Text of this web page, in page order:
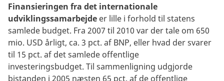
Finansieringen fra det internationale
udviklingssamarbejde er lille i forhold til statens
samlede budget. Fra 2007 til 2010 var der tale om 650
mio. USD årligt, ca. 3 pct. af BNP, eller hvad der svarer
til 15 pct. af det samlede offentlige
investeringsbudget. Til sammenligning udgjorde
bistanden i 2005 næsten 65 pct. af de offentlige